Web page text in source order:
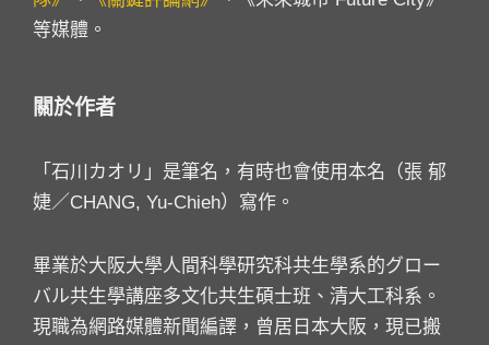
等媒體。
關於作者
「石川カオリ」是筆名，有時也會使用本名（張 郁
婕／CHANG, Yu-Chieh）寫作。
畢業於大阪大學人間科學研究科共生學系的グロー
バル共生學講座多文化共生碩士班、清大工科系。
現職為網路媒體新聞編譯，曾居日本大阪，現已搬